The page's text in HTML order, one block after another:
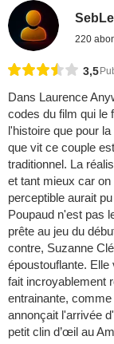
220
3,5
Dans Laurence
codes du film qui le
l'histoire que pour
que vit ce couple
traditionnel. La
et tant mieux car
perceptible aurait
Poupaud n'est pas
prête au jeu du
contre, Suzanne
époustouflante. Elle
fait incroyablement
entrainante,
annonçait l'arrivée
petit clin d’œil au